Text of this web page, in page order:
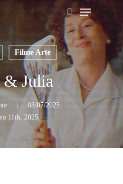
pesquisar
Menu
Filme Arte
& Julia
03/07/2025
11th, 2025